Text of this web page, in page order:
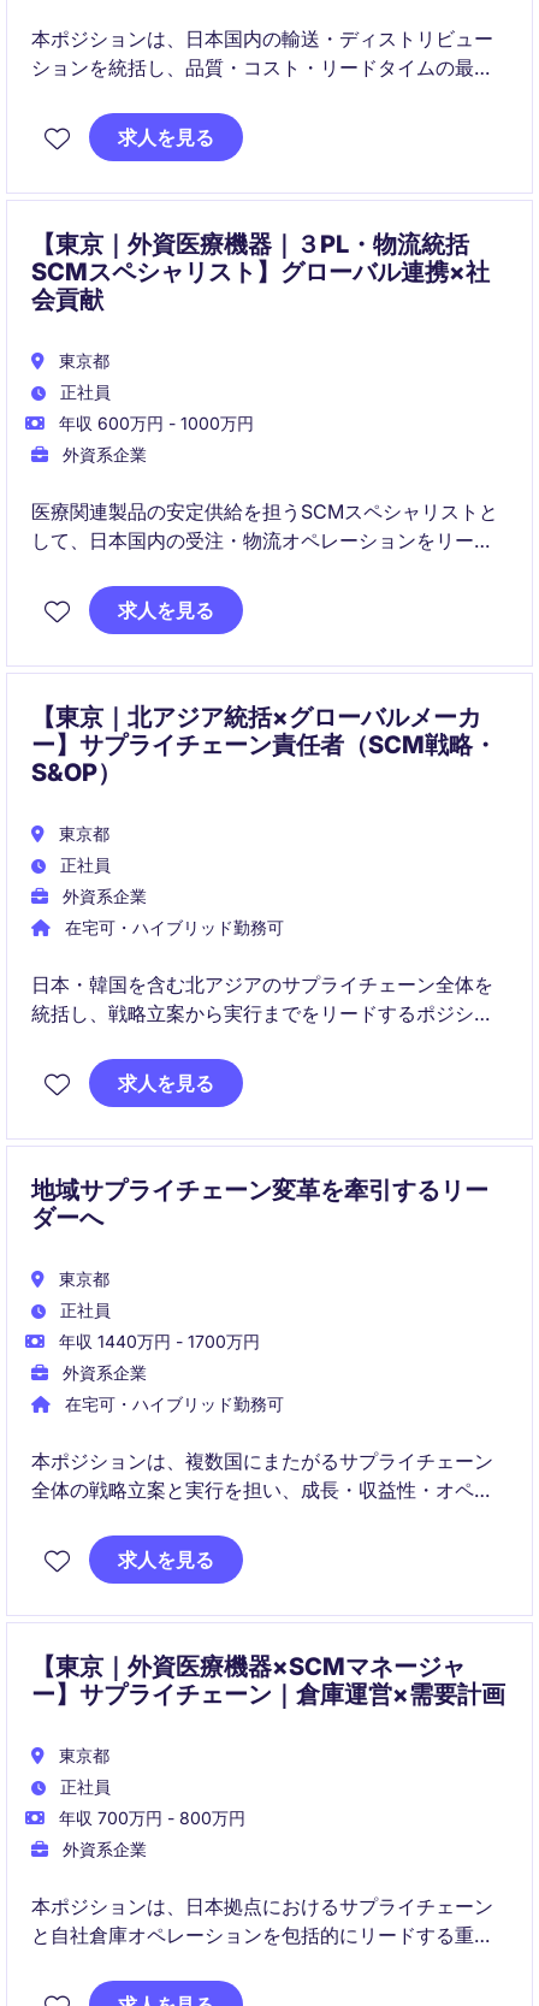
本ポジションは、日本国内の輸送・ディストリビュー
ションを統括し、品質・コスト・リードタイムの最適
HQと連携しながら戦略・オペレーション・リスク管理
求人を見る
【東京｜外資医療機器｜３PL・物流統括
SCMスペシャリスト】グローバル連携×社
会貢献
東京都
正社員
年収 600万円 - 1000万円
外資系企業
医療関連製品の安定供給を担うSCMスペシャリストと
して、日本国内の受注・物流オペレーションをリード
連携し、業務改善およびチーム運営を推進するポジシ
ョンです。
求人を見る
【東京｜北アジア統括×グローバルメーカ
ー】サプライチェーン責任者（SCM戦略・
S&OP）
東京都
正社員
外資系企業
在宅可・ハイブリッド勤務可
日本・韓国を含む北アジアのサプライチェーン全体を
統括し、戦略立案から実行までをリードするポジショ
化し、事業成長とオペレーション高度化を実現しま
す。
求人を見る
地域サプライチェーン変革を牽引するリー
ダーへ
東京都
正社員
年収 1440万円 - 1700万円
外資系企業
在宅可・ハイブリッド勤務可
本ポジションは、複数国にまたがるサプライチェーン
全体の戦略立案と実行を担い、成長・収益性・オペレ
需要計画、供給計画、物流、在庫、品質、システム、
求人を見る
【東京｜外資医療機器×SCMマネージャ
ー】サプライチェーン｜倉庫運営×需要計画
東京都
正社員
年収 700万円 - 800万円
外資系企業
本ポジションは、日本拠点におけるサプライチェーン
と自社倉庫オペレーションを包括的にリードする重要
事要件の遵守、業務改善までを横断的に担います。